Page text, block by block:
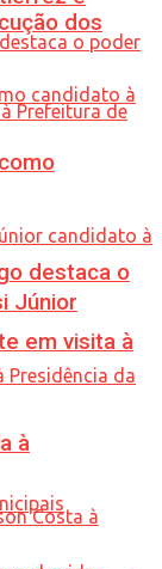
destaca o
em visita à
dos
Júnior
à